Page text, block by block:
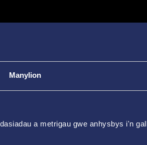
Manylion
a metrigau gwe anhysbys i'n